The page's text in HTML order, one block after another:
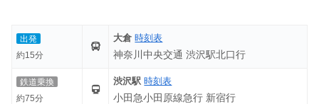
出発
約15分
大倉 時刻表
神奈川中央交通 渋沢駅北口行
鉄道乗換
約75分
渋沢駅 時刻表
小田急小田原線急行 新宿行